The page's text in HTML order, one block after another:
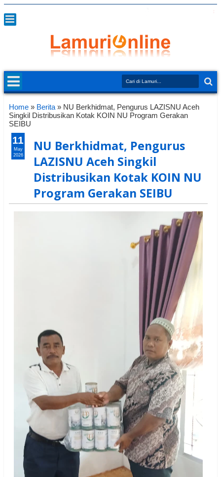
Home » Berita » NU Berkhidmat, Pengurus LAZISNU Aceh
Singkil Distribusikan Kotak KOIN NU Program Gerakan
SEIBU
NU Berkhidmat, Pengurus
LAZISNU Aceh Singkil
Distribusikan Kotak KOIN NU
Program Gerakan SEIBU
11
May
2026